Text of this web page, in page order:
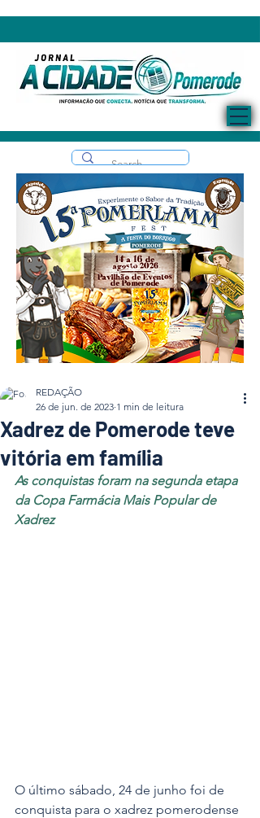
Xadrez de Pomerode teve
vitória em família
REDAÇÃO
26 de jun. de 2023 1 min de leitura
As conquistas foram na segunda etapa
da Copa Farmácia Mais Popular de
Xadrez
O último sábado, 24 de junho foi de
conquista para o xadrez pomerodense